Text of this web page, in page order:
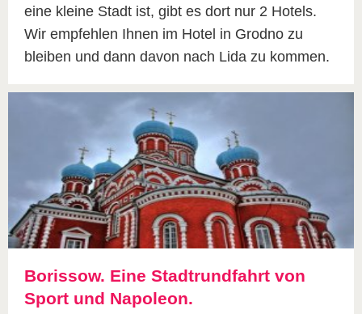
eine kleine Stadt ist, gibt es dort nur 2 Hotels.
Wir empfehlen Ihnen im Hotel in Grodno zu
bleiben und dann davon nach Lida zu kommen.
Borissow. Eine Stadtrundfahrt von
Sport und Napoleon.